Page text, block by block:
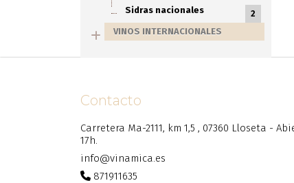
Sidras nacionales 2
VINOS INTERNACIONALES
Contacto
Carretera Ma-2111, km 1,5 , 07360 Lloseta -
17h.
info@vinamica.es
871911635